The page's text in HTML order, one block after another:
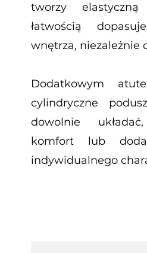
tworzy
łatwością
wnętrza, niezależnie
Dodatkowym
cylindryczne
dowolnie
komfort lub
indywidualnego